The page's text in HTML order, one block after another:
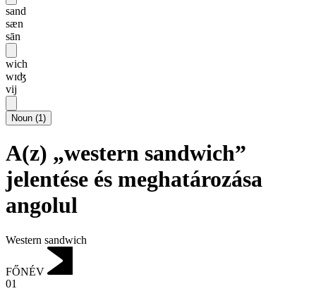
sand
sæn
sān
wich
wɪʤ
vij
Noun (1)
A(z) „western sandwich”
jelentése és meghatározása
angolul
Western sandwich
FŐNÉV
01